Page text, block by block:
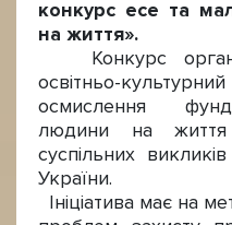
конкурс есе та
на життя».
Конкурс
освітньо-
осмислення
людини на
суспільних
України.
Ініціатива має на